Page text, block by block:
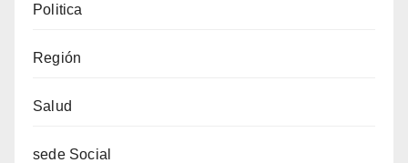
Politica
Región
Salud
sede Social